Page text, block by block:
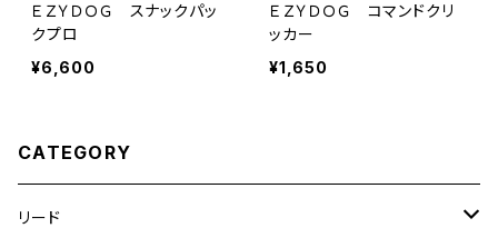
ＥＺＹＤＯＧ スナックパッ
クプロ
¥6,600
ＥＺＹＤＯＧ コマンドクリ
ッカー
¥1,650
CATEGORY
リード